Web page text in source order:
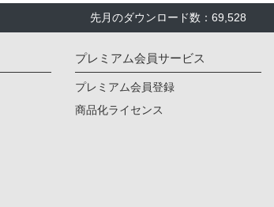
先月のダウンロード数：69,528
プレミアム会員サービス
プレミアム会員登録
商品化ライセンス